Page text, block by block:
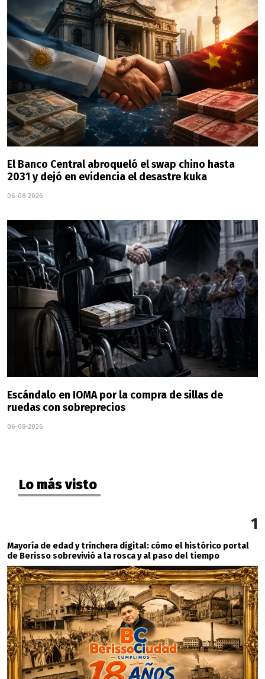
El Banco Central abroqueló el swap chino hasta
2031 y dejó en evidencia el desastre kuka
06-08-2026
Escándalo en IOMA por la compra de sillas de
ruedas con sobreprecios
06-08-2026
Lo más visto
1
Mayoría de edad y trinchera digital: cómo el histórico portal
de Berisso sobrevivió a la rosca y al paso del tiempo